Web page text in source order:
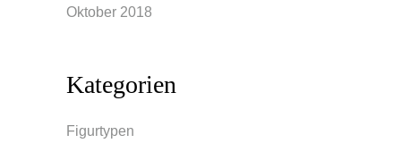
Oktober 2018
Kategorien
Figurtypen